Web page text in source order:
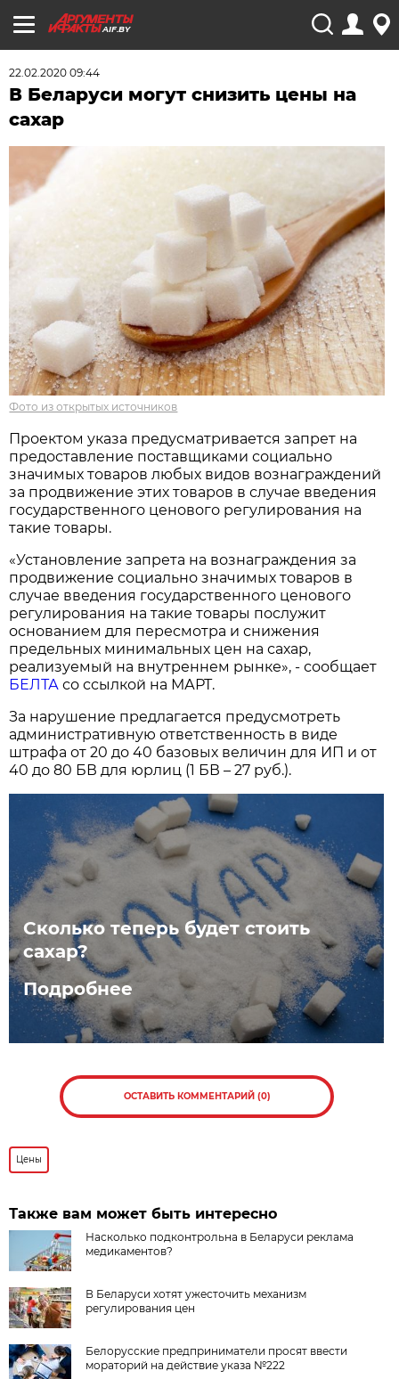
AIF.BY
22.02.2020 09:44
В Беларуси могут снизить цены на
сахар
Фото из открытых источников
Проектом указа предусматривается запрет на
предоставление поставщиками социально
значимых товаров любых видов вознаграждений
за продвижение этих товаров в случае введения
государственного ценового регулирования на
такие товары.
«Установление запрета на вознаграждения за
продвижение социально значимых товаров в
случае введения государственного ценового
регулирования на такие товары послужит
основанием для пересмотра и снижения
предельных минимальных цен на сахар,
реализуемый на внутреннем рынке», - сообщает
БЕЛТА со ссылкой на МАРТ.
За нарушение предлагается предусмотреть
административную ответственность в виде
штрафа от 20 до 40 базовых величин для ИП и от
40 до 80 БВ для юрлиц (1 БВ – 27 руб.).
Сколько теперь будет стоить
сахар?
Подробнее
ОСТАВИТЬ КОММЕНТАРИЙ (0)
Цены
Также вам может быть интересно
Насколько подконтрольна в Беларуси реклама
медикаментов?
В Беларуси хотят ужесточить механизм
регулирования цен
Белорусские предприниматели просят ввести
мораторий на действие указа №222